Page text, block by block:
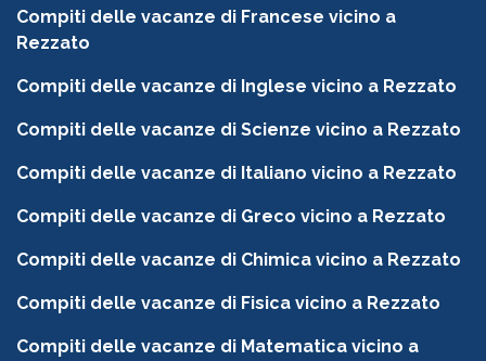
Compiti delle vacanze di Francese vicino a
Rezzato
Compiti delle vacanze di Inglese vicino a Rezzato
Compiti delle vacanze di Scienze vicino a Rezzato
Compiti delle vacanze di Italiano vicino a Rezzato
Compiti delle vacanze di Greco vicino a Rezzato
Compiti delle vacanze di Chimica vicino a Rezzato
Compiti delle vacanze di Fisica vicino a Rezzato
Compiti delle vacanze di Matematica vicino a